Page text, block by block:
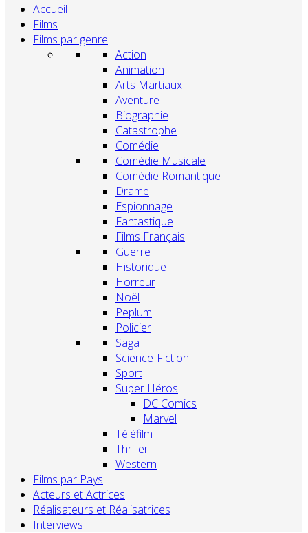
Accueil
Films
Films par genre
Action
Animation
Arts Martiaux
Aventure
Biographie
Catastrophe
Comédie
Comédie Musicale
Comédie Romantique
Drame
Espionnage
Fantastique
Films Français
Guerre
Historique
Horreur
Noël
Peplum
Policier
Saga
Science-Fiction
Sport
Super Héros
DC Comics
Marvel
Téléfilm
Thriller
Western
Films par Pays
Acteurs et Actrices
Réalisateurs et Réalisatrices
Interviews